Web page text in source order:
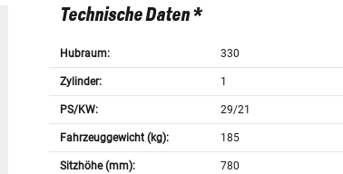
Technische Daten *
Hubraum: 330
Zylinder: 1
PS/KW: 29/21
Fahrzeuggewicht (kg): 185
Sitzhöhe (mm): 780